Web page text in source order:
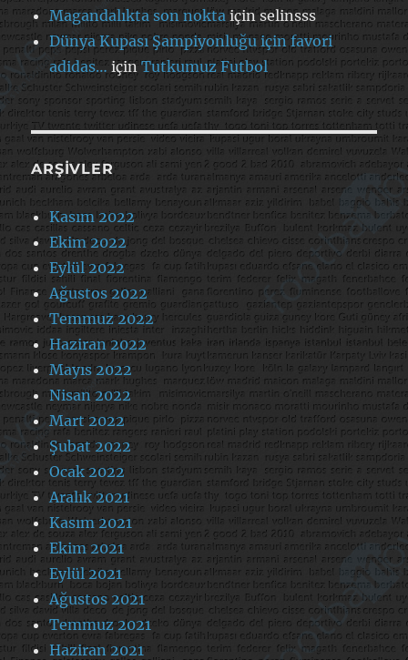
Magandalıkta son nokta içinselinsss
Dünya Kupası Şampiyonluğu için favori
adidas… içinTutkumuz Futbol
ARŞIVLER
Kasım 2022
Ekim 2022
Eylül 2022
Ağustos 2022
Temmuz 2022
Haziran 2022
Mayıs 2022
Nisan 2022
Mart 2022
Şubat 2022
Ocak 2022
Aralık 2021
Kasım 2021
Ekim 2021
Eylül 2021
Ağustos 2021
Temmuz 2021
Haziran 2021